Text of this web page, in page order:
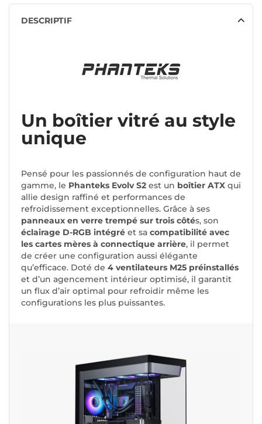
DESCRIPTIF
Un boîtier vitré au style
unique
Pensé pour les passionnés de configuration haut de
gamme, le Phanteks Evolv S2 est un boîtier ATX qui
allie design raffiné et performances de
refroidissement exceptionnelles. Grâce à ses
panneaux en verre trempé sur trois côtés, son
éclairage D-RGB intégré et sa compatibilité avec
les cartes mères à connectique arrière, il permet
de créer une configuration aussi élégante
qu’efficace. Doté de 4 ventilateurs M25 préinstallés
et d’un agencement intérieur optimisé, il garantit
un flux d’air optimal pour refroidir même les
configurations les plus puissantes.